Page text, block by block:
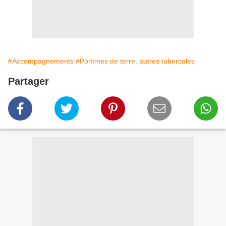
#Accompagnements #Pommes de terre, autres tubercules
Partager